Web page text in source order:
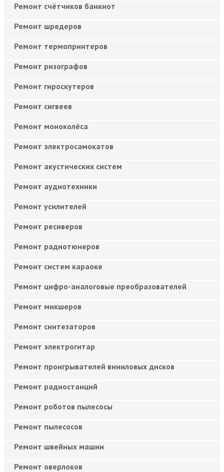
Ремонт счётчиков банкнот
Ремонт шредеров
Ремонт термопринтеров
Ремонт ризографов
Ремонт гироскутеров
Ремонт сигвеев
Ремонт моноколёса
Ремонт электросамокатов
Ремонт акустических систем
Ремонт аудиотехники
Ремонт усилителей
Ремонт ресиверов
Ремонт радиотюнеров
Ремонт систем караоке
Ремонт цифро-аналоговые преобразователей
Ремонт микшеров
Ремонт синтезаторов
Ремонт электрогитар
Ремонт проигрывателей виниловых дисков
Ремонт радиостанций
Ремонт роботов пылесосы
Ремонт пылесосов
Ремонт швейных машин
Ремонт оверлоков